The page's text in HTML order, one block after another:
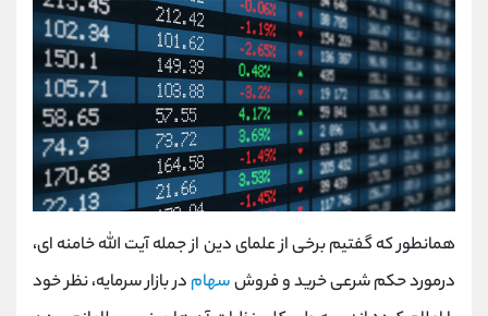
همانطور که گفتیم برخی از علمای دین از جمله آیت الله خامنه ای،
درمورد حکم شرعی خرید و فروشسهام در بازار سرمایه، نظر خود